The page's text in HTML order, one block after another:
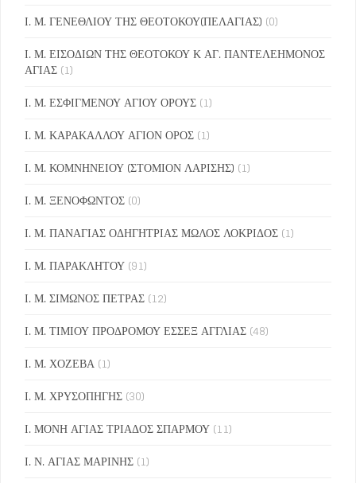
Ι. Μ. ΓΕΝΕΘΛΙΟΥ ΤΗΣ ΘΕΟΤΟΚΟΥ(ΠΕΛΑΓΙΑΣ) (0)
Ι. Μ. ΕΙΣΟΔΙΩΝ ΤΗΣ ΘΕΟΤΟΚΟΥ Κ ΑΓ. ΠΑΝΤΕΛΕΗΜΟΝΟΣ
ΑΓΙΑΣ (1)
Ι. Μ. ΕΣΦΙΓΜΕΝΟΥ ΑΓΙΟΥ ΟΡΟΥΣ (1)
Ι. Μ. ΚΑΡΑΚΑΛΛΟΥ ΑΓΙΟΝ ΟΡΟΣ (1)
Ι. Μ. ΚΟΜΝΗΝΕΙΟΥ (ΣΤΟΜΙΟΝ ΛΑΡΙΣΗΣ) (1)
Ι. Μ. ΞΕΝΟΦΩΝΤΟΣ (0)
Ι. Μ. ΠΑΝΑΓΙΑΣ ΟΔΗΓΗΤΡΙΑΣ ΜΩΛΟΣ ΛΟΚΡΙΔΟΣ (1)
Ι. Μ. ΠΑΡΑΚΛΗΤΟΥ (91)
Ι. Μ. ΣΙΜΩΝΟΣ ΠΕΤΡΑΣ (12)
Ι. Μ. ΤΙΜΙΟΥ ΠΡΟΔΡΟΜΟΥ ΕΣΣΕΞ ΑΓΓΛΙΑΣ (48)
Ι. Μ. ΧΟΖΕΒΑ (1)
Ι. Μ. ΧΡΥΣΟΠΗΓΗΣ (30)
Ι. ΜΟΝΗ ΑΓΙΑΣ ΤΡΙΑΔΟΣ ΣΠΑΡΜΟΥ (11)
Ι. Ν. ΑΓΙΑΣ ΜΑΡΙΝΗΣ (1)